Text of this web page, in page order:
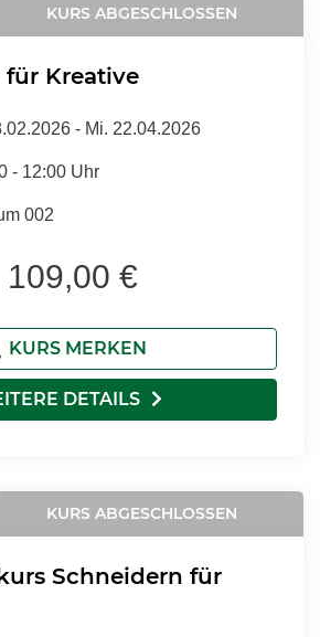
KURS ABGESCHLOSSEN
Kreative
- Mi. 22.04.2026
- 12:00 Uhr
002
109,00 €
KURS MERKEN
DETAILS
KURS ABGESCHLOSSEN
Schneidern für